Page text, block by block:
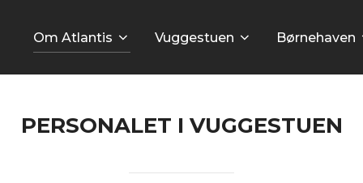
Om Atlantis Vuggestuen Børnehaven
PERSONALET I VUGGESTUEN